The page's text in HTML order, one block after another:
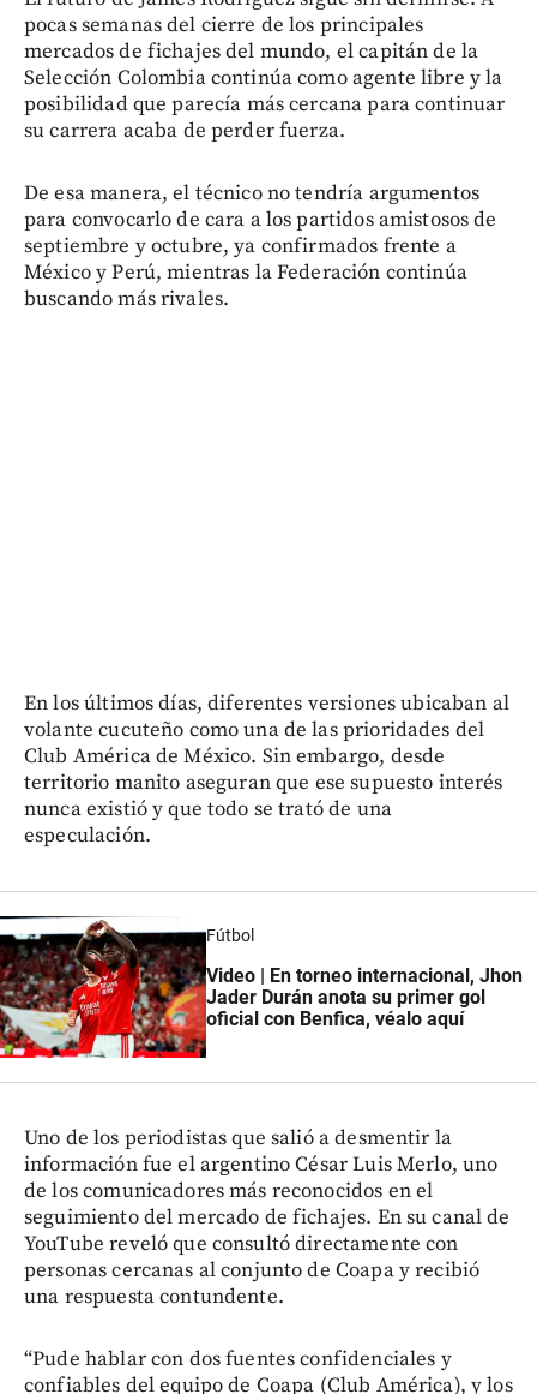
pocas semanas del cierre de los principales
mercados de fichajes del mundo, el capitán de la
Selección Colombia continúa como agente libre y la
posibilidad que parecía más cercana para continuar
su carrera acaba de perder fuerza.
De esa manera, el técnico no tendría argumentos
para convocarlo de cara a los partidos amistosos de
septiembre y octubre, ya confirmados frente a
México y Perú, mientras la Federación continúa
buscando más rivales.
En los últimos días, diferentes versiones ubicaban al
volante cucuteño como una de las prioridades del
Club América de México. Sin embargo, desde
territorio manito aseguran que ese supuesto interés
nunca existió y que todo se trató de una
especulación.
Fútbol
Video | En torneo internacional, Jhon
Jader Durán anota su primer gol
oficial con Benfica, véalo aquí
Uno de los periodistas que salió a desmentir la
información fue el argentino César Luis Merlo, uno
de los comunicadores más reconocidos en el
seguimiento del mercado de fichajes. En su canal de
YouTube reveló que consultó directamente con
personas cercanas al conjunto de Coapa y recibió
una respuesta contundente.
“Pude hablar con dos fuentes confidenciales y
confiables del equipo de Coapa (Club América), y los